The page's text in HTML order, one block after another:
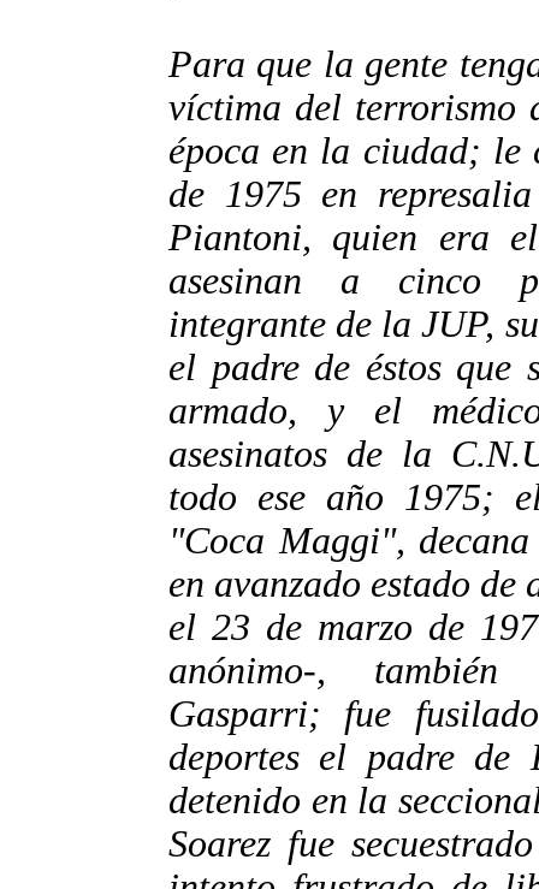
Para que la gente
víctima del terrorismo
época en la ciudad; le
de 1975 en
Piantoni, quien era
asesinan a cinco
integrante de la JUP,
el padre de éstos que
armado, y el
asesinatos de la
todo ese año 1975;
"Coca Maggi",
en avanzado estado de
el 23 de marzo de
anónimo-, también
Gasparri; fue
deportes el padre de
detenido en la
Soarez fue